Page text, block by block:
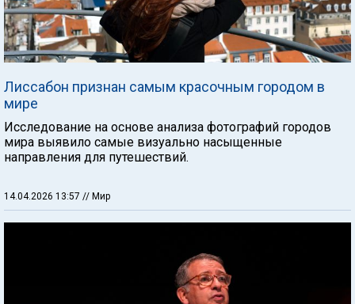
Лиссабон признан самым красочным городом в
мире
Исследование на основе анализа фотографий городов
мира выявило самые визуально насыщенные
направления для путешествий.
14.04.2026 13:57 // Мир